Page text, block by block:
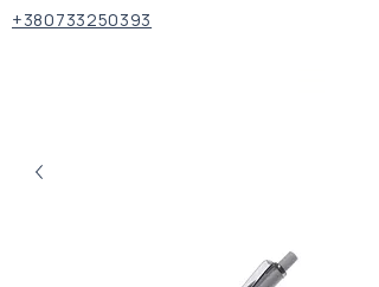
+380733250393